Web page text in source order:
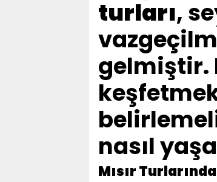
turları,
gelmiştir.
nasıl
Mısır